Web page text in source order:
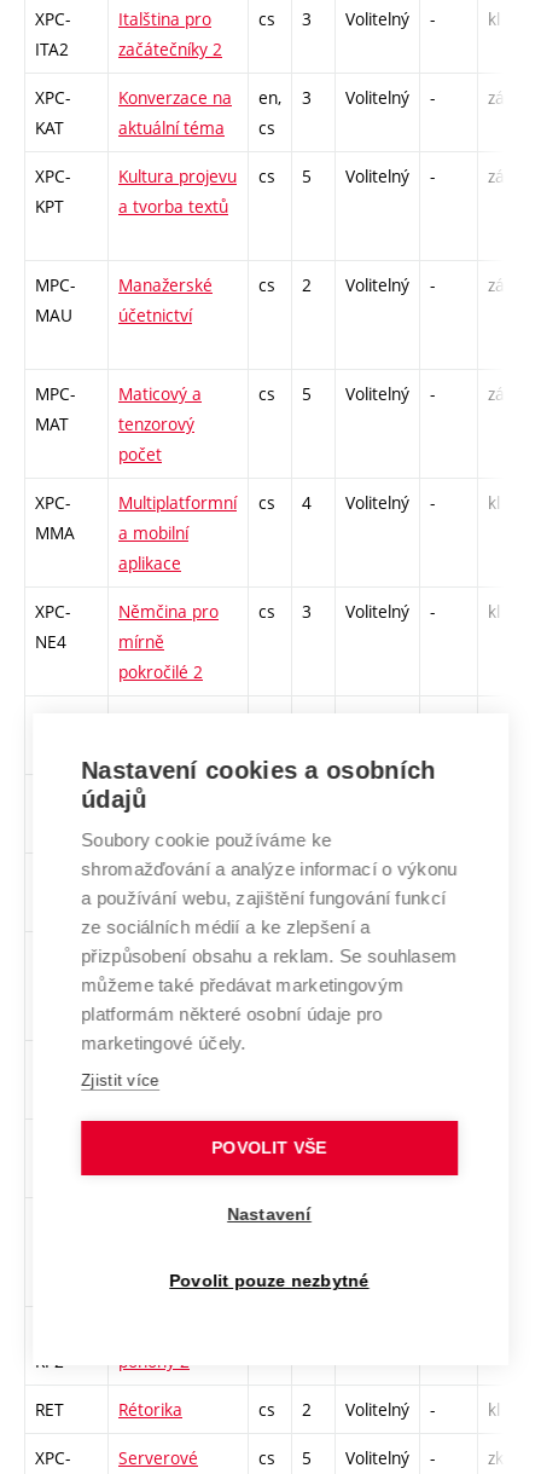
XPC-
ITA2
Italština pro
začátečníky 2
cs 3 Volitelný - kl
XPC-
KAT
Konverzace na
aktuální téma
en,
cs
3 Volitelný - zá,zk
XPC-
KPT
Kultura projevu
a tvorba textů
cs 5 Volitelný - zá
MPC-
MAU
Manažerské
účetnictví
cs 2 Volitelný - zá
MPC-
MAT
Maticový a
tenzorový
počet
cs 5 Volitelný - zá,zk
XPC-
MMA
Multiplatformní
a mobilní
aplikace
cs 4 Volitelný - kl
XPC-
NE4
Němčina pro
mírně
pokročilé 2
cs 3 Volitelný - kl
Obchodní
angličtina
Pedagogická
psychologie
cs 5 Volitelný -
Podvojné
účetnictví
cs 4 Volitelný -
minimum
Programování
v .NET a C#
cs 5
cs 5
RP2
pohony 2
RET Rétorika cs 2 Volitelný - kl
XPC- Serverové cs 5 Volitelný - zk
Nastavení cookies a osobních
údajů
Soubory cookie používáme ke
shromažďování a analýze informací o výkonu
a používání webu, zajištění fungování funkcí
ze sociálních médií a ke zlepšení a
přizpůsobení obsahu a reklam. Se souhlasem
můžeme také předávat marketingovým
platformám některé osobní údaje pro
marketingové účely.
Zjistit více
POVOLIT VŠE
Nastavení
Povolit pouze nezbytné